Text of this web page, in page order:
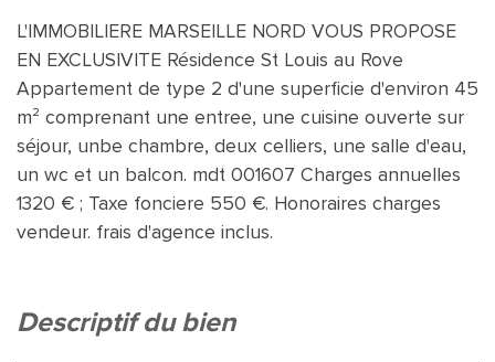
L'IMMOBILIERE MARSEILLE NORD VOUS PROPOSE
EN EXCLUSIVITE Résidence St Louis au Rove
Appartement de type 2 d'une superficie d'environ 45
m² comprenant une entree, une cuisine ouverte sur
séjour, unbe chambre, deux celliers, une salle d'eau,
un wc et un balcon. mdt 001607 Charges annuelles
1320 € ; Taxe fonciere 550 €. Honoraires charges
vendeur. frais d'agence inclus.
descriptif du bien